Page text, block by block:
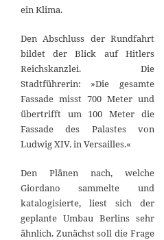
ein Klima.
Den Abschluss der Rundfahrt
bildet der Blick auf Hitlers
Reichskanzlei. Die
Stadtführerin: »Die gesamte
Fassade misst 700 Meter und
übertrifft um 100 Meter die
Fassade des Palastes von
Ludwig XIV. in Versailles.«
Den Plänen nach, welche
Giordano sammelte und
katalogisierte, liest sich der
geplante Umbau Berlins sehr
ähnlich. Zunächst soll die Frage